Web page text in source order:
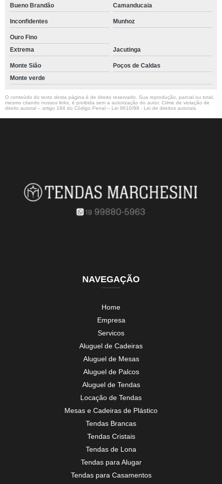
Bueno Brandão
Camanducaia
Inconfidentes Munhoz
Ouro Fino
Extrema
Jacutinga
Monte Sião
Poços de Caldas
Monte verde
O conteúdo do texto desta página é de direito reservado. Sua reprodução, parcial ou total,
mesmo citando nossos links, é proibida sem a autorização do autor. Crime de violação de
direito autoral – artigo 184 do Código Penal – Lei 9610/98 - Lei de direitos autorais
NAVEGAÇÃO
Home
Empresa
Servicos
Aluguel de Cadeiras
Aluguel de Mesas
Aluguel de Palcos
Aluguel de Tendas
Locação de Tendas
Mesas e Cadeiras de Plástico
Tendas Brancas
Tendas Cristais
Tendas de Lona
Tendas para Alugar
Tendas para Casamentos